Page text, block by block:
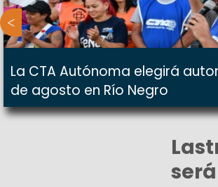
La CTA Autónoma elegirá
de agosto en Río Negro